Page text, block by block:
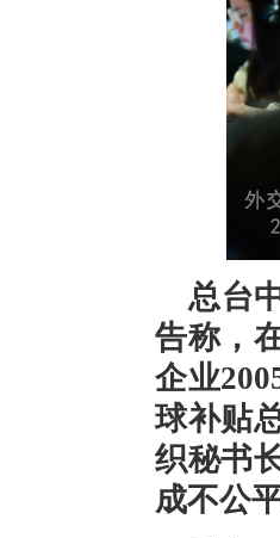
总台
告称，
企业
球补贴
织秘书
成不公